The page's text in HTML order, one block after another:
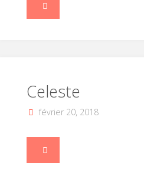
"La
Celeste
février 20, 2018
"Celeste"